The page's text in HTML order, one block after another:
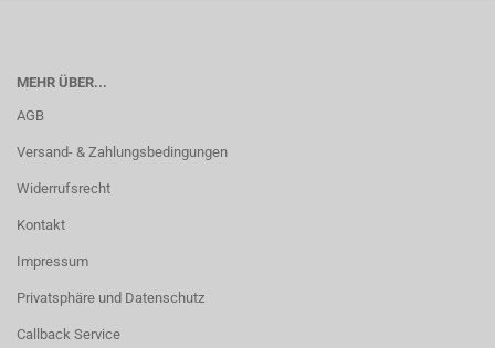
MEHR ÜBER...
AGB
Versand- & Zahlungsbedingungen
Widerrufsrecht
Kontakt
Impressum
Privatsphäre und Datenschutz
Callback Service